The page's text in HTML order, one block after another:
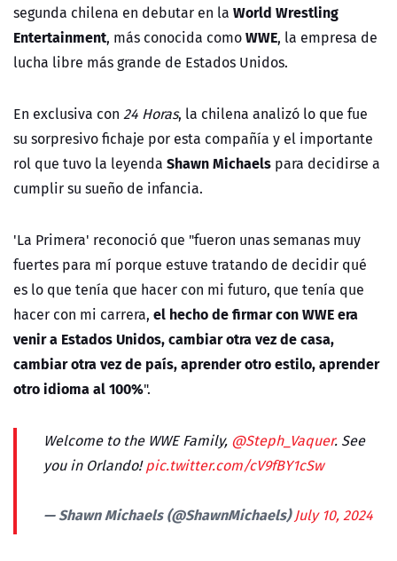
segunda chilena en debutar en la World Wrestling
Entertainment, más conocida comoWWE, la empresa de
lucha libre más grande de Estados Unidos.
En exclusiva con 24 Horas, la chilena analizó lo que fue
su sorpresivo fichaje por esta compañía y el importante
rol que tuvo la leyenda Shawn Michaels para decidirse a
cumplir su sueño de infancia.
'La Primera' reconoció que "fueron unas semanas muy
fuertes para mí porque estuve tratando de decidir qué
es lo que tenía que hacer con mi futuro, que tenía que
hacer con mi carrera, el hecho de firmar con WWE era
venir a Estados Unidos, cambiar otra vez de casa,
cambiar otra vez de país, aprender otro estilo, aprender
otro idioma al 100%".
Welcome to the WWE Family, @Steph_Vaquer. See
you in Orlando!pic.twitter.com/cV9fBY1cSw
— Shawn Michaels (@ShawnMichaels)July 10, 2024